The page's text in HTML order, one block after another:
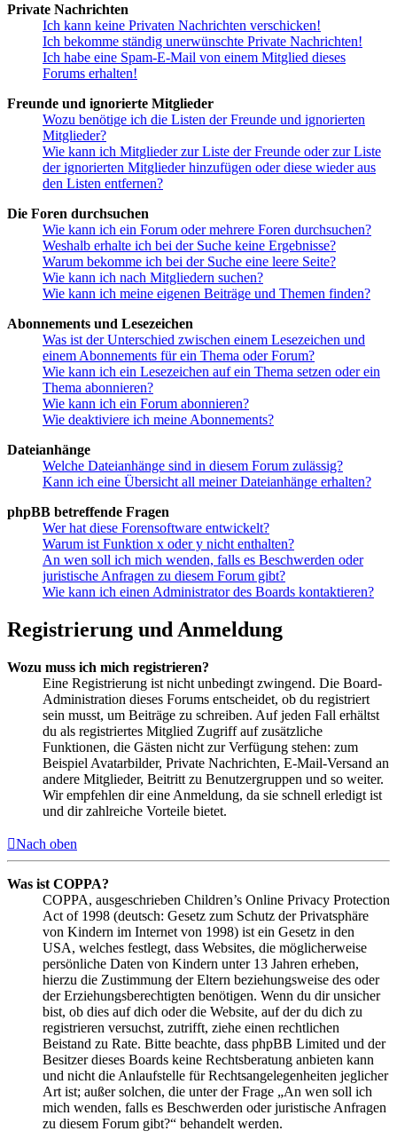
Private Nachrichten
Ich kann keine Privaten Nachrichten verschicken!
Ich bekomme ständig unerwünschte Private Nachrichten!
Ich habe eine Spam-E-Mail von einem Mitglied dieses
Forums erhalten!
Freunde und ignorierte Mitglieder
Wozu benötige ich die Listen der Freunde und ignorierten
Mitglieder?
Wie kann ich Mitglieder zur Liste der Freunde oder zur Liste
der ignorierten Mitglieder hinzufügen oder diese wieder aus
den Listen entfernen?
Die Foren durchsuchen
Wie kann ich ein Forum oder mehrere Foren durchsuchen?
Weshalb erhalte ich bei der Suche keine Ergebnisse?
Warum bekomme ich bei der Suche eine leere Seite?
Wie kann ich nach Mitgliedern suchen?
Wie kann ich meine eigenen Beiträge und Themen finden?
Abonnements und Lesezeichen
Was ist der Unterschied zwischen einem Lesezeichen und
einem Abonnements für ein Thema oder Forum?
Wie kann ich ein Lesezeichen auf ein Thema setzen oder ein
Thema abonnieren?
Wie kann ich ein Forum abonnieren?
Wie deaktiviere ich meine Abonnements?
Dateianhänge
Welche Dateianhänge sind in diesem Forum zulässig?
Kann ich eine Übersicht all meiner Dateianhänge erhalten?
phpBB betreffende Fragen
Wer hat diese Forensoftware entwickelt?
Warum ist Funktion x oder y nicht enthalten?
An wen soll ich mich wenden, falls es Beschwerden oder
juristische Anfragen zu diesem Forum gibt?
Wie kann ich einen Administrator des Boards kontaktieren?
Registrierung und Anmeldung
Wozu muss ich mich registrieren?
Eine Registrierung ist nicht unbedingt zwingend. Die Board-
Administration dieses Forums entscheidet, ob du registriert
sein musst, um Beiträge zu schreiben. Auf jeden Fall erhältst
du als registriertes Mitglied Zugriff auf zusätzliche
Funktionen, die Gästen nicht zur Verfügung stehen: zum
Beispiel Avatarbilder, Private Nachrichten, E-Mail-Versand an
andere Mitglieder, Beitritt zu Benutzergruppen und so weiter.
Wir empfehlen dir eine Anmeldung, da sie schnell erledigt ist
und dir zahlreiche Vorteile bietet.
Nach oben
Was ist COPPA?
COPPA, ausgeschrieben Children’s Online Privacy Protection
Act of 1998 (deutsch: Gesetz zum Schutz der Privatsphäre
von Kindern im Internet von 1998) ist ein Gesetz in den
USA, welches festlegt, dass Websites, die möglicherweise
persönliche Daten von Kindern unter 13 Jahren erheben,
hierzu die Zustimmung der Eltern beziehungsweise des oder
der Erziehungsberechtigten benötigen. Wenn du dir unsicher
bist, ob dies auf dich oder die Website, auf der du dich zu
registrieren versuchst, zutrifft, ziehe einen rechtlichen
Beistand zu Rate. Bitte beachte, dass phpBB Limited und der
Besitzer dieses Boards keine Rechtsberatung anbieten kann
und nicht die Anlaufstelle für Rechtsangelegenheiten jeglicher
Art ist; außer solchen, die unter der Frage „An wen soll ich
mich wenden, falls es Beschwerden oder juristische Anfragen
zu diesem Forum gibt?“ behandelt werden.